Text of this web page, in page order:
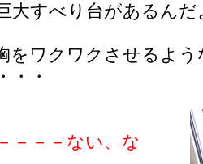
大すべり台があるん
をワクワクさせるよ
・・
－－－ない、な